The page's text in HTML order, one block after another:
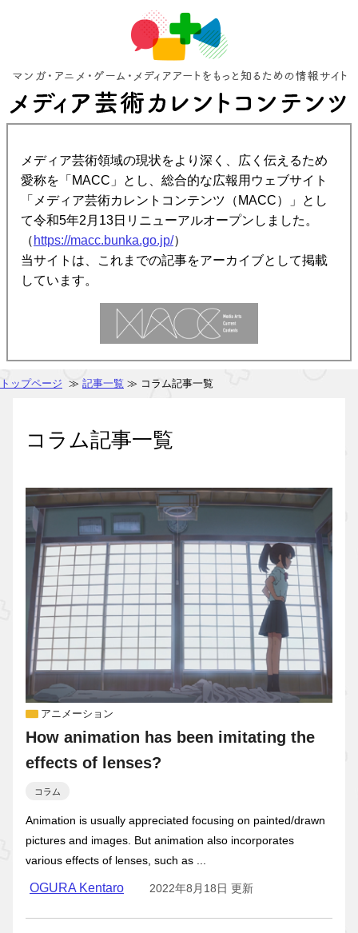
メディア芸術領域の現状をより深く、広く伝えるため
愛称を「MACC」とし、総合的な広報用ウェブサイト
「メディア芸術カレントコンテンツ（MACC）」とし
て令和5年2月13日リニューアルオープンしました。
（ https://macc.bunka.go.jp/）
当サイトは、これまでの記事をアーカイブとして掲載
しています。
トップページ ≫ 記事一覧 ≫ コラム記事一覧
コラム記事一覧
アニメーション
How animation has been imitating the
effects of lenses?
コラム
Animation is usually appreciated focusing on painted/drawn
pictures and images. But animation also incorporates
various effects of lenses, such as ...
OGURA Kentaro 2022年8月18日 更新